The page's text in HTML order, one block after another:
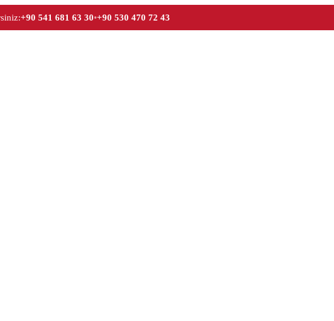
+90 541 681 63 30•+90 530 470 72 43